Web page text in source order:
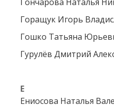
Горащук Игорь
Гошко Татьяна
Гурулёв Дмитрий
Е
Ениосова Наталья